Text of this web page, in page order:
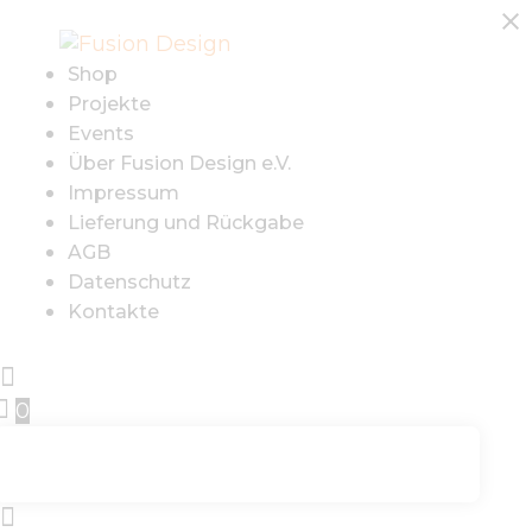
Shop
Projekte
Events
Über Fusion Design e.V.
Impressum
Lieferung und Rückgabe
AGB
Datenschutz
Kontakte
0
SHOP
PROJEKTE
EVENTS
ÜBER FUSION
DESIGN E.V.
IMPRESSUM
LIEFERUNG UND
RÜCKGABE